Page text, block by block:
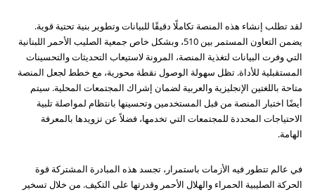
لقد تطلب إنشاء هذه المنصة تكاملًا دقيقًا للبيانات وتطوير بنية تحتية قوية.
يضمن التعاون المستمر بين 510، وبشكل خاص جمعية الصليب الأحمر اللبنانية
التي وفرت البيانات لتغذية المنصة، المرونة لاستيعاب التحديثات والتحسينات
المستقبلية للأداة. تظل سهولة الوصول نقطة محورية، مع خطط لجعل المنصة
متاحة باللغتين الإنجليزية والعربية لضمان إشراك المجتمعات المحلية. سيتم
أيضًا اختبار المنصة من قبل المستخدمين وتحسينها بانتظام لمواصلة تلبية
الاحتياجات المحددة للمجتمعات التي تخدمها، فضلاً عن تزويدها بالمعرفة
الهامة.
في عالم تتطور فيه الأزمات باستمرار، تجسد هذه المبادرة المشتركة قوة
الحركة الصليبية الحمراء والهلال الأحمر وقدرتها على التكيف. من خلال تسخير